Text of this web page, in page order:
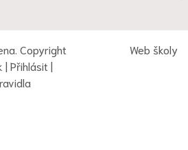
Copyright
| Přihlásit |
Web školy